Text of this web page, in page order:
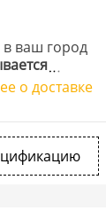
в ваш город
о доставке